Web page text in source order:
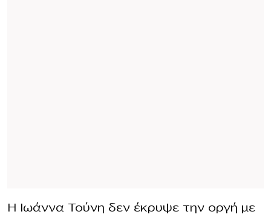
Η Ιωάννα Τούνη δεν έκρυψε την οργή με